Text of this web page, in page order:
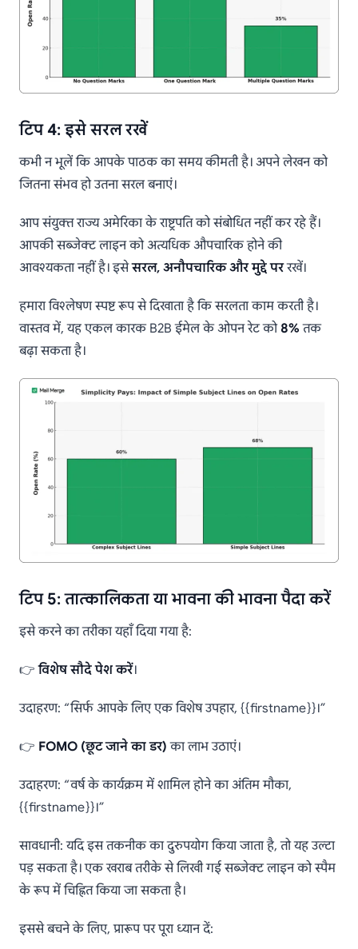
टिप 4: इसे सरल रखें
कभी न भूलें कि आपके पाठक का समय कीमती है। अपने लेखन को
जितना संभव हो उतना सरल बनाएं।
आप संयुक्त राज्य अमेरिका के राष्ट्रपति को संबोधित नहीं कर रहे हैं।
आपकी सब्जेक्ट लाइन को अत्यधिक औपचारिक होने की
आवश्यकता नहीं है। इसेसरल, अनौपचारिक और मुद्दे पररखें।
हमारा विश्लेषण स्पष्ट रूप से दिखाता है कि सरलता काम करती है।
वास्तव में, यह एकल कारक B2B ईमेल के ओपन रेट को 8% तक
बढ़ा सकता है।
टिप 5: तात्कालिकता या भावना की भावना पैदा करें
इसे करने का तरीका यहाँ दिया गया है:
👉विशेष सौदे पेश करें।
उदाहरण: “सिर्फ आपके लिए एक विशेष उपहार, {{firstname}}।”
👉 FOMO (छूट जाने का डर) का लाभ उठाएं।
उदाहरण: “वर्ष के कार्यक्रम में शामिल होने का अंतिम मौका,
{{firstname}}।”
सावधानी: यदि इस तकनीक का दुरुपयोग किया जाता है, तो यह उल्टा
पड़ सकता है। एक खराब तरीके से लिखी गई सब्जेक्ट लाइन को स्पैम
के रूप में चिह्नित किया जा सकता है।
इससे बचने के लिए, प्रारूप पर पूरा ध्यान दें: